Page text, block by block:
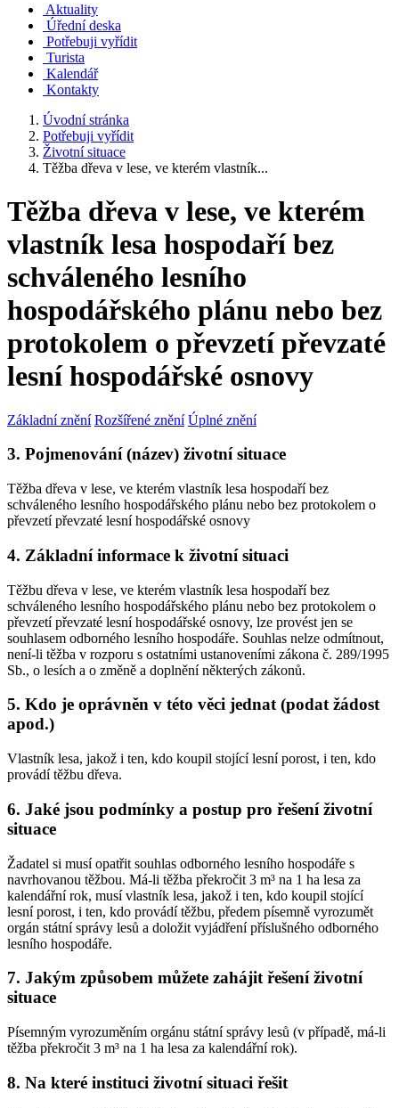
Aktuality
Úřední deska
Potřebuji vyřídit
Turista
Kalendář
Kontakty
Úvodní stránka
Potřebuji vyřídit
Životní situace
Těžba dřeva v lese, ve kterém vlastník...
Těžba dřeva v lese, ve kterém
vlastník lesa hospodaří bez
schváleného lesního
hospodářského plánu nebo bez
protokolem o převzetí převzaté
lesní hospodářské osnovy
Základní znění Rozšířené znění Úplné znění
3. Pojmenování (název) životní situace
Těžba dřeva v lese, ve kterém vlastník lesa hospodaří bez
schváleného lesního hospodářského plánu nebo bez protokolem o
převzetí převzaté lesní hospodářské osnovy
4. Základní informace k životní situaci
Těžbu dřeva v lese, ve kterém vlastník lesa hospodaří bez
schváleného lesního hospodářského plánu nebo bez protokolem o
převzetí převzaté lesní hospodářské osnovy, lze provést jen se
souhlasem odborného lesního hospodáře. Souhlas nelze odmítnout,
není-li těžba v rozporu s ostatními ustanoveními zákona č. 289/1995
Sb., o lesích a o změně a doplnění některých zákonů.
5. Kdo je oprávněn v této věci jednat (podat žádost
apod.)
Vlastník lesa, jakož i ten, kdo koupil stojící lesní porost, i ten, kdo
provádí těžbu dřeva.
6. Jaké jsou podmínky a postup pro řešení životní
situace
Žadatel si musí opatřit souhlas odborného lesního hospodáře s
navrhovanou těžbou. Má-li těžba překročit 3 m³ na 1 ha lesa za
kalendářní rok, musí vlastník lesa, jakož i ten, kdo koupil stojící
lesní porost, i ten, kdo provádí těžbu, předem písemně vyrozumět
orgán státní správy lesů a doložit vyjádření příslušného odborného
lesního hospodáře.
7. Jakým způsobem můžete zahájit řešení životní
situace
Písemným vyrozuměním orgánu státní správy lesů (v případě, má-li
těžba překročit 3 m³ na 1 ha lesa za kalendářní rok).
8. Na které instituci životní situaci řešit